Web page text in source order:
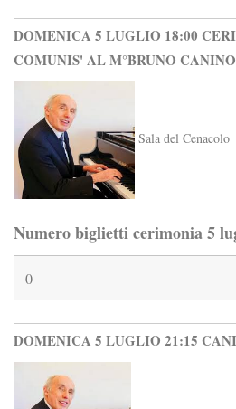
DOMENICA 5 LUGLIO 18:00
COMUNIS' AL M°BRUNO CANINO
Sala del Cenacolo
Numero biglietti cerimonia 5
DOMENICA 5 LUGLIO 21:15